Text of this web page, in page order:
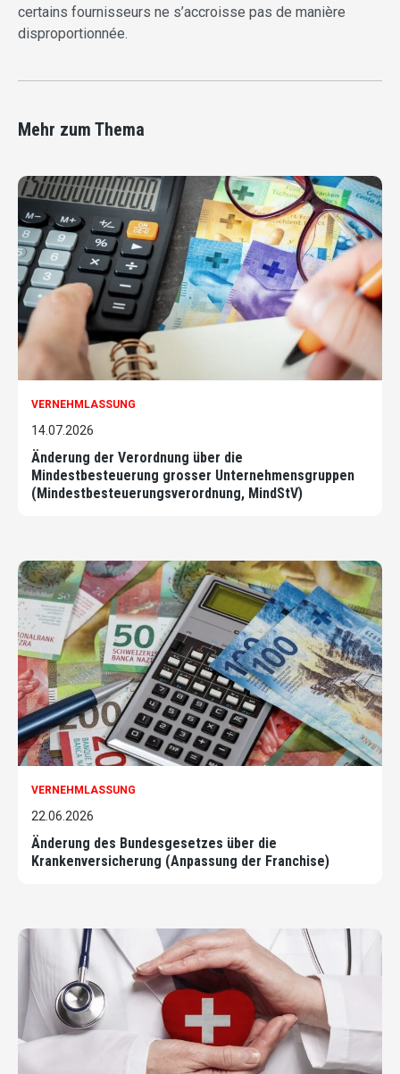
certains fournisseurs ne s’accroisse pas de manière
disproportionnée.
Mehr zum Thema
VERNEHMLASSUNG
14.07.2026
Änderung der Verordnung über die
Mindestbesteuerung grosser Unternehmensgruppen
(Mindestbesteuerungsverordnung, MindStV)
VERNEHMLASSUNG
22.06.2026
Änderung des Bundesgesetzes über die
Krankenversicherung (Anpassung der Franchise)